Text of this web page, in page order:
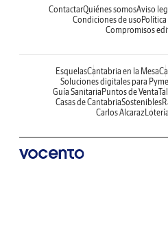
ContactarQuiénes somosAviso
Condiciones de uso
Compromisos
EsquelasCantabria en la Mesa
Soluciones digitales para
Guía SanitariaPuntos de Venta
Casas de CantabriaSostenibles
Carlos Alcaraz